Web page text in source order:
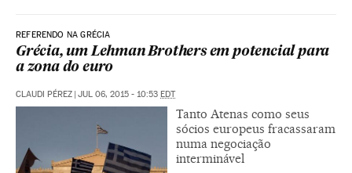
REFERENDO NA GRÉCIA
Grécia, um Lehman Brothers em potencial para
a zona do euro
CLAUDI PÉREZ | JUL 06, 2015 - 10:53 EDT
Tanto Atenas como seus
sócios europeus fracassaram
numa negociação
interminável